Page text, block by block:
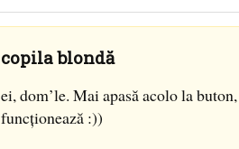
copila blondă
ei, dom’le. Mai apasă acolo la
funcţionează :))